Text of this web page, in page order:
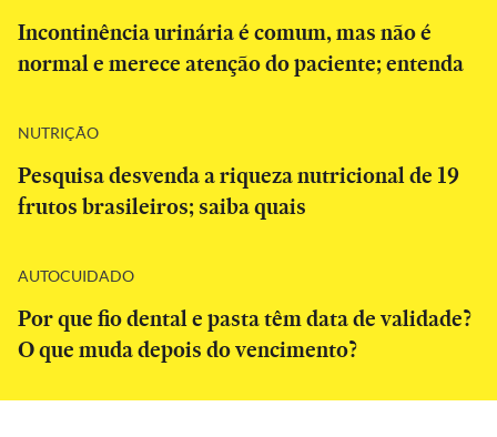
Incontinência urinária é comum, mas não é
normal e merece atenção do paciente; entenda
NUTRIÇÃO
Pesquisa desvenda a riqueza nutricional de 19
frutos brasileiros; saiba quais
AUTOCUIDADO
Por que fio dental e pasta têm data de validade?
O que muda depois do vencimento?